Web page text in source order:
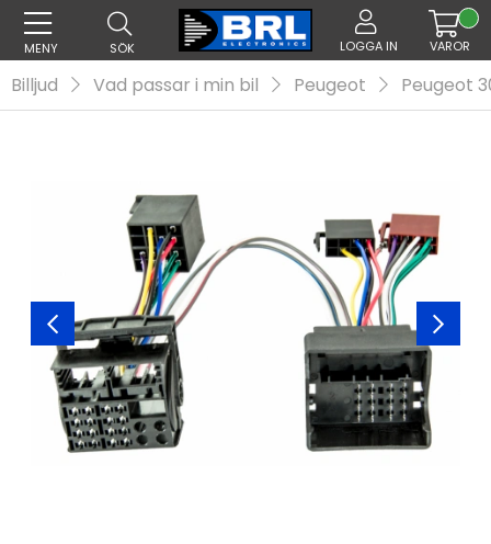
MENY SÖK LOGGA IN VAROR
Billjud Vad passar i min bil Peugeot Peugeot